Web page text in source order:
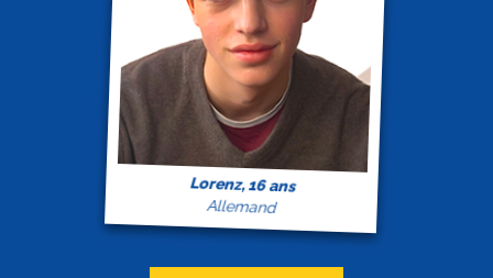
Lorenz, 16 ans
Allemand